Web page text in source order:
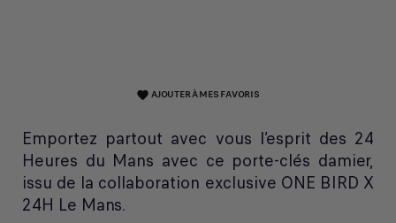
favorite AJOUTER À MES FAVORIS
Emportez partout avec vous l’esprit des 24
Heures du Mans avec ce porte-clés damier,
issu de la collaboration exclusive ONE BIRD X
24H Le Mans.